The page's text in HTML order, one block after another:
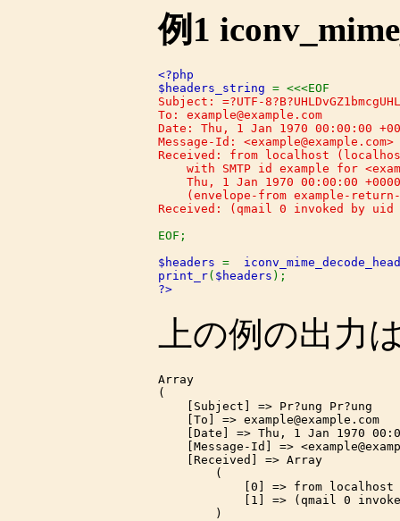
例1
<?php
$headers_string
Subject: =?UTF-
To: example@example.com
Date: Thu, 1 Jan 1970 00:00:00
Message-Id: <example@example.com>
Received: from localhost
with SMTP id example for
Thu, 1 Jan 1970 00:00:00
(envelope-from example-
Received: (qmail 0 invoked by uid
EOF;
$headers =
print_r( $headers
?>
上の例の出力
Array
(
    [Subject] => Pr?ung Pr?ung
    [To] => example@example.com
[Date] => Thu, 1 Jan 1970
[Message-Id] =>
    [Received] => Array
        (
[0] => from
[1] => (qmail 0
        )